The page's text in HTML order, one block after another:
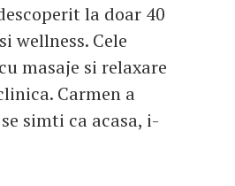
la doar 40
wellness. Cele
masaje si relaxare
Carmen a
simti ca acasa, i-